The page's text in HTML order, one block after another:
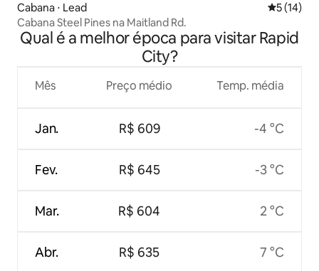
Cabana ⋅ Lead 5 de uma
5 (14)
Cabana Steel Pines na Maitland Rd.
Qual é a melhor época para visitar Rapid
City?
Mês
Jan.
Fev.
Mar.
Abr.
Preço médio
R$ 609
R$ 645
R$ 604
R$ 635
Temp. média
-4 °C
-3 °C
2 °C
7 °C